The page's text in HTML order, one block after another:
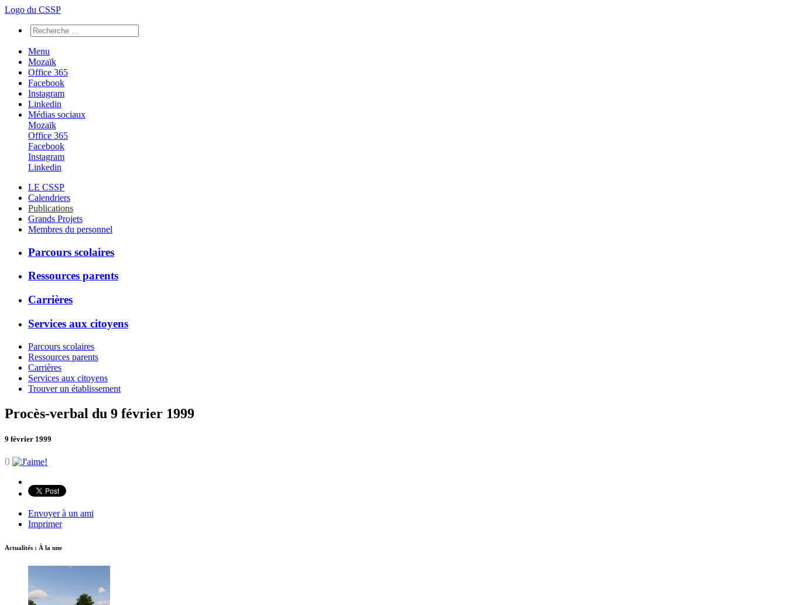
Logo du CSSP
Menu
Mozaïk
Office 365
Facebook
Instagram
Linkedin
Médias sociaux
Mozaïk
Office 365
Facebook
Instagram
Linkedin
LE CSSP
Calendriers
Publications
Grands Projets
Membres du personnel
Parcours scolaires
Ressources parents
Carrières
Services aux citoyens
Parcours scolaires
Ressources parents
Carrières
Services aux citoyens
Trouver un établissement
Procès-verbal du 9 février 1999
9 février 1999
0
Envoyer à un ami
Imprimer
Actualités : À la une